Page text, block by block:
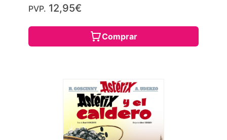
PVP. 12,95€
Comprar